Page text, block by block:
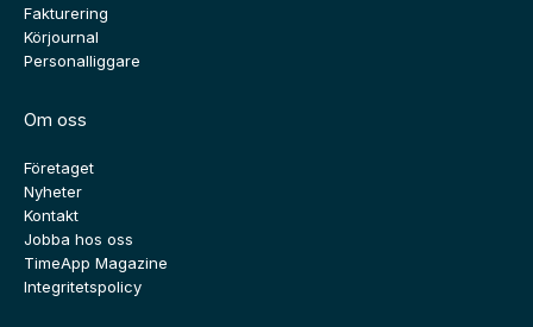
Fakturering
Körjournal
Personalliggare
Om oss
Företaget
Nyheter
Kontakt
Jobba hos oss
TimeApp Magazine
Integritetspolicy